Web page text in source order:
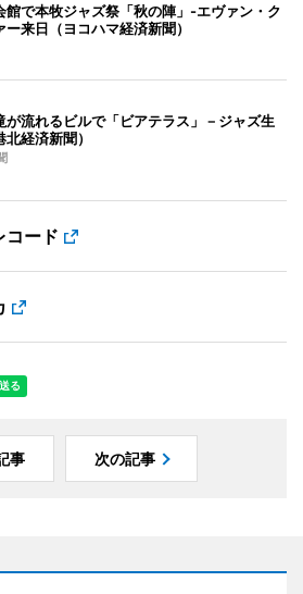
館で本牧ジャズ祭「秋の陣」-エヴァン・ク
ー来日（ヨコハマ経済新聞）
が流れるビルで「ビアテラス」－ジャズ生
経済新聞）
コード
事 次の記事